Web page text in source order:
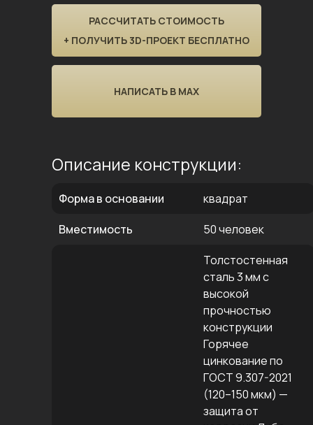
РАССЧИТАТЬ СТОИМОСТЬ
+ ПОЛУЧИТЬ 3D-ПРОЕКТ БЕСПЛАТНО
НАПИСАТЬ В MAX
Описание конструкции:
Форма в основании
квадрат
Вместимость
50 человек
Толстостенная
сталь 3 мм с
высокой
прочностью
конструкции
Горячее
цинкование по
ГОСТ 9.307-2021
(120–150 мкм) —
защита от